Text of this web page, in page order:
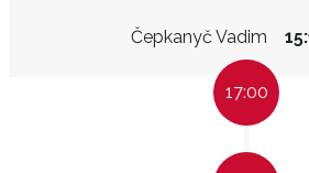
Čepkanyč Vadim
17:00